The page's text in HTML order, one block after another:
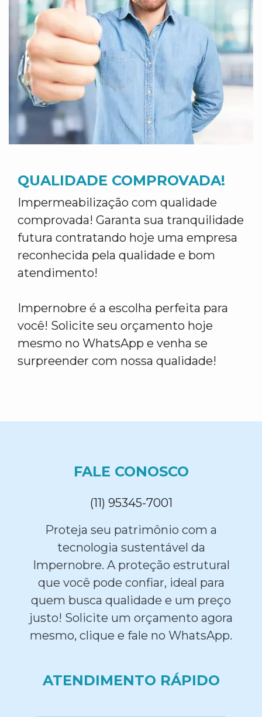
QUALIDADE COMPROVADA!
Impermeabilização com qualidade
comprovada! Garanta sua tranquilidade
futura contratando hoje uma empresa
reconhecida pela qualidade e bom
atendimento!
Impernobre é a escolha perfeita para
você! Solicite seu orçamento hoje
mesmo no WhatsApp e venha se
surpreender com nossa qualidade!
FALE CONOSCO
(11) 95345-7001
Proteja seu patrimônio com a
tecnologia sustentável da
Impernobre. A proteção estrutural
que você pode confiar, ideal para
quem busca qualidade e um preço
justo! Solicite um orçamento agora
mesmo, clique e fale no WhatsApp.
ATENDIMENTO RÁPIDO